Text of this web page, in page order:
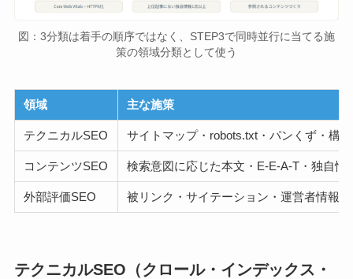
図：3分類は着手の順序ではなく、STEP3で同時並行に当てる施
策の領域分類として使う
領域 主な施策
テクニカルSEO サイトマップ・robots.txt・パンくず・構
コンテンツSEO 検索意図に応じた本文・E-E-A-T・独自情
外部評価SEO 被リンク・サイテーション・運営者情報
テクニカルSEO（クロール・インデックス・